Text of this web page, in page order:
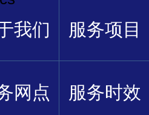
我们 服务项目
网点 服务时效